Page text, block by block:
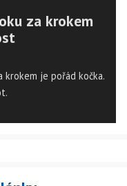
za krokem
krokem je pořád kočka.